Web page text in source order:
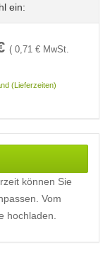
ein:
( 0,71 € MwSt.
(Lieferzeiten)
können Sie
Vom
hochladen.